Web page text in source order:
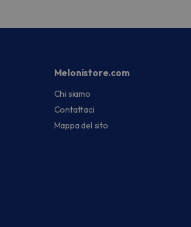
Melonistore.com
Chi siamo
Contattaci
Mappa del sito